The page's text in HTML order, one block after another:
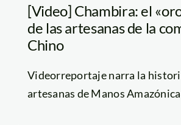
[Video] Chambira: el
de las artesanas de la
Chino
Videorreportaje narra la
artesanas de Manos